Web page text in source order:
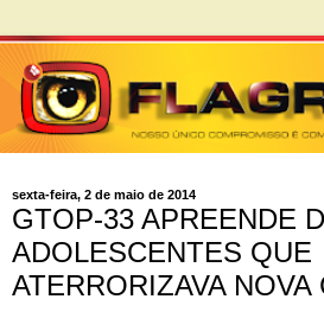
sexta-feira, 2 de maio de 2014
GTOP-33 APREENDE
ADOLESCENTES QUE
ATERRORIZAVA NOVA